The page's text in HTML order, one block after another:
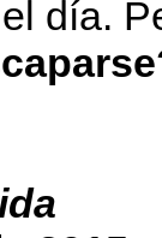
el día.